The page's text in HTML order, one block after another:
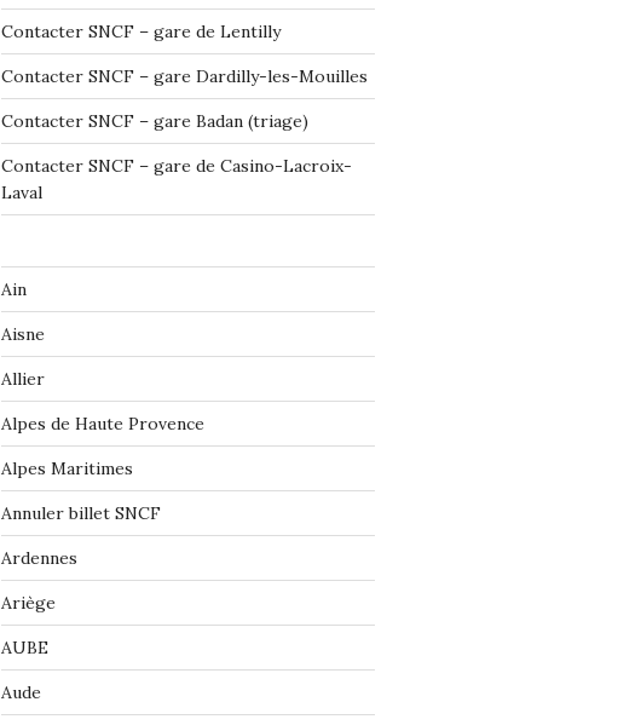
Contacter SNCF – gare de Lentilly
Contacter SNCF – gare Dardilly-les-Mouilles
Contacter SNCF – gare Badan (triage)
Contacter SNCF – gare de Casino-Lacroix-
Laval
Ain
Aisne
Allier
Alpes de Haute Provence
Alpes Maritimes
Annuler billet SNCF
Ardennes
Ariège
AUBE
Aude